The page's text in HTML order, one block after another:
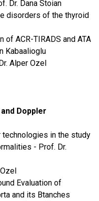
Dr. Dana Stoian
disorders of the thyroid
of ACR-TIRADS and ATA
Kabaalioglu
Alper Ozel
Doppler
technologies in the study
- Prof. Dr.
Evaluation of
and its Btanches